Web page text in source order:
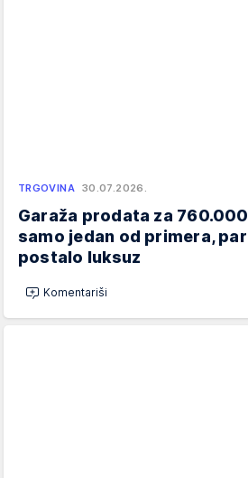
TRGOVINA 30.07.2026.
Garaža prodata za
samo jedan od primera,
postalo luksuz
Komentariši